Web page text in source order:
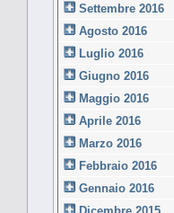
Settembre 2016
Agosto 2016
Luglio 2016
Giugno 2016
Maggio 2016
Aprile 2016
Marzo 2016
Febbraio 2016
Gennaio 2016